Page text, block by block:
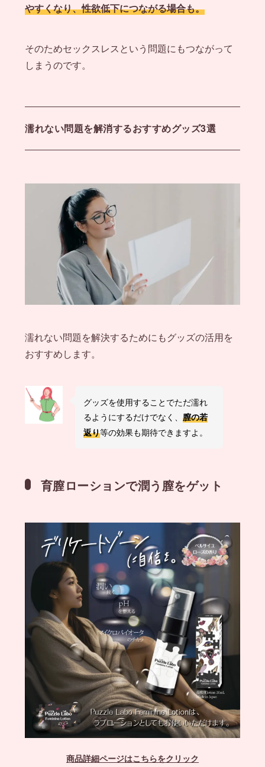
やすくなり、性欲低下につながる場合も。
そのためセックスレスという問題にもつながって
しまうのです。
濡れない問題を解消するおすすめグッズ3選
濡れない問題を解決するためにもグッズの活用を
おすすめします。
グッズを使用することでただ濡れ
るようにするだけでなく、膣の若
返り等の効果も期待できますよ。
育膣ローションで潤う膣をゲット
商品詳細ページはこちらをクリック